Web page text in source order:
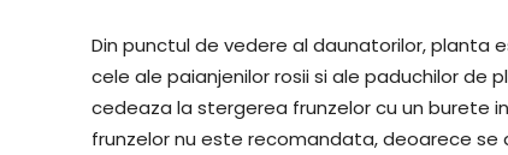
Din punctul de vedere al daunatorilor,
cele ale paianjenilor rosii si ale paduchilor
cedeaza la stergerea frunzelor cu un burete
frunzelor nu este recomandata, deoarece se